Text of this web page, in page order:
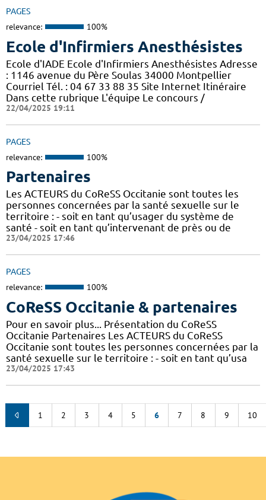
PAGES
relevance: 100%
Ecole d'Infirmiers Anesthésistes
Ecole d'IADE Ecole d'Infirmiers Anesthésistes Adresse
: 1146 avenue du Père Soulas 34000 Montpellier
Courriel Tél. : 04 67 33 88 35 Site Internet Itinéraire
Dans cette rubrique L'équipe Le concours /
22/04/2025 19:11
PAGES
relevance: 100%
Partenaires
Les ACTEURS du CoReSS Occitanie sont toutes les
personnes concernées par la santé sexuelle sur le
territoire : - soit en tant qu’usager du système de
santé - soit en tant qu’intervenant de près ou de
23/04/2025 17:46
PAGES
relevance: 100%
CoReSS Occitanie & partenaires
Pour en savoir plus... Présentation du CoReSS
Occitanie Partenaires Les ACTEURS du CoReSS
Occitanie sont toutes les personnes concernées par la
santé sexuelle sur le territoire : - soit en tant qu’usa
23/04/2025 17:43
1 2 3 4 5 6 7 8 9 10